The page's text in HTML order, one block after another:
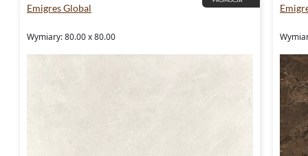
Emigres Global
Wymiary: 80.00 x 80.00